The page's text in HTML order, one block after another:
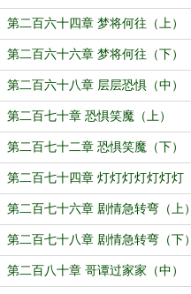
（中）
第二百六十四章 梦将何往（上）
第二百六十六章 梦将何往（下）
第二百六十八章 层层恐惧（中）
第二百七十章 恐惧笑魔（上）
第二百七十二章 恐惧笑魔（下）
第二百七十四章 灯灯灯灯灯灯灯
（中）
第二百七十六章 剧情急转弯（上）
第二百七十八章 剧情急转弯（下）
第二百八十章 哥谭过家家（中）